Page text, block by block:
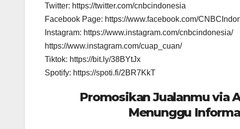
Twitter: https://twitter.com/cnbcindonesia
Facebook Page: https://www.facebook.com/
Instagram: https://www.instagram.com/cnbcindonesia/
https://www.instagram.com/cuap_cuan/
Tiktok: https://bit.ly/38BYtJx
Spotify: https://spoti.fi/2BR7KkT
Promosikan Jualanmu via
Menunggu